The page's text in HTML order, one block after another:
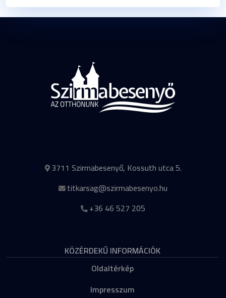
3711 Szirmabesenyő, Kossuth utca 5.
titkarsag@szirmabesenyo.hu
+36 46 527 205
KÖZÉRDEKŰ INFORMÁCIÓK
Oldaltérkép
Impresszum